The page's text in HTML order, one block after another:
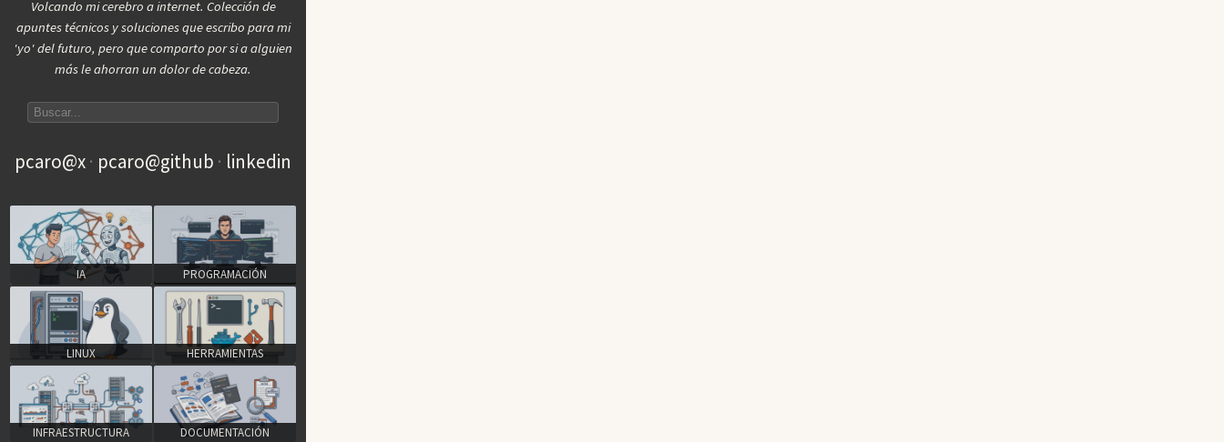
Volcando mi cerebro a internet. Colección de
apuntes técnicos y soluciones que escribo para mi
'yo' del futuro, pero que comparto por si a alguien
más le ahorran un dolor de cabeza.
Search articles
pcaro@x pcaro@github linkedin
IA PROGRAMACIÓN
LINUX HERRAMIENTAS
INFRAESTRUCTURA DOCUMENTACIÓN